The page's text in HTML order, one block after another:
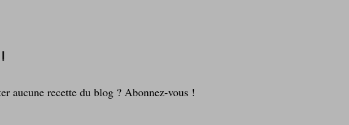
aucune recette du blog ? Abonnez-vous !